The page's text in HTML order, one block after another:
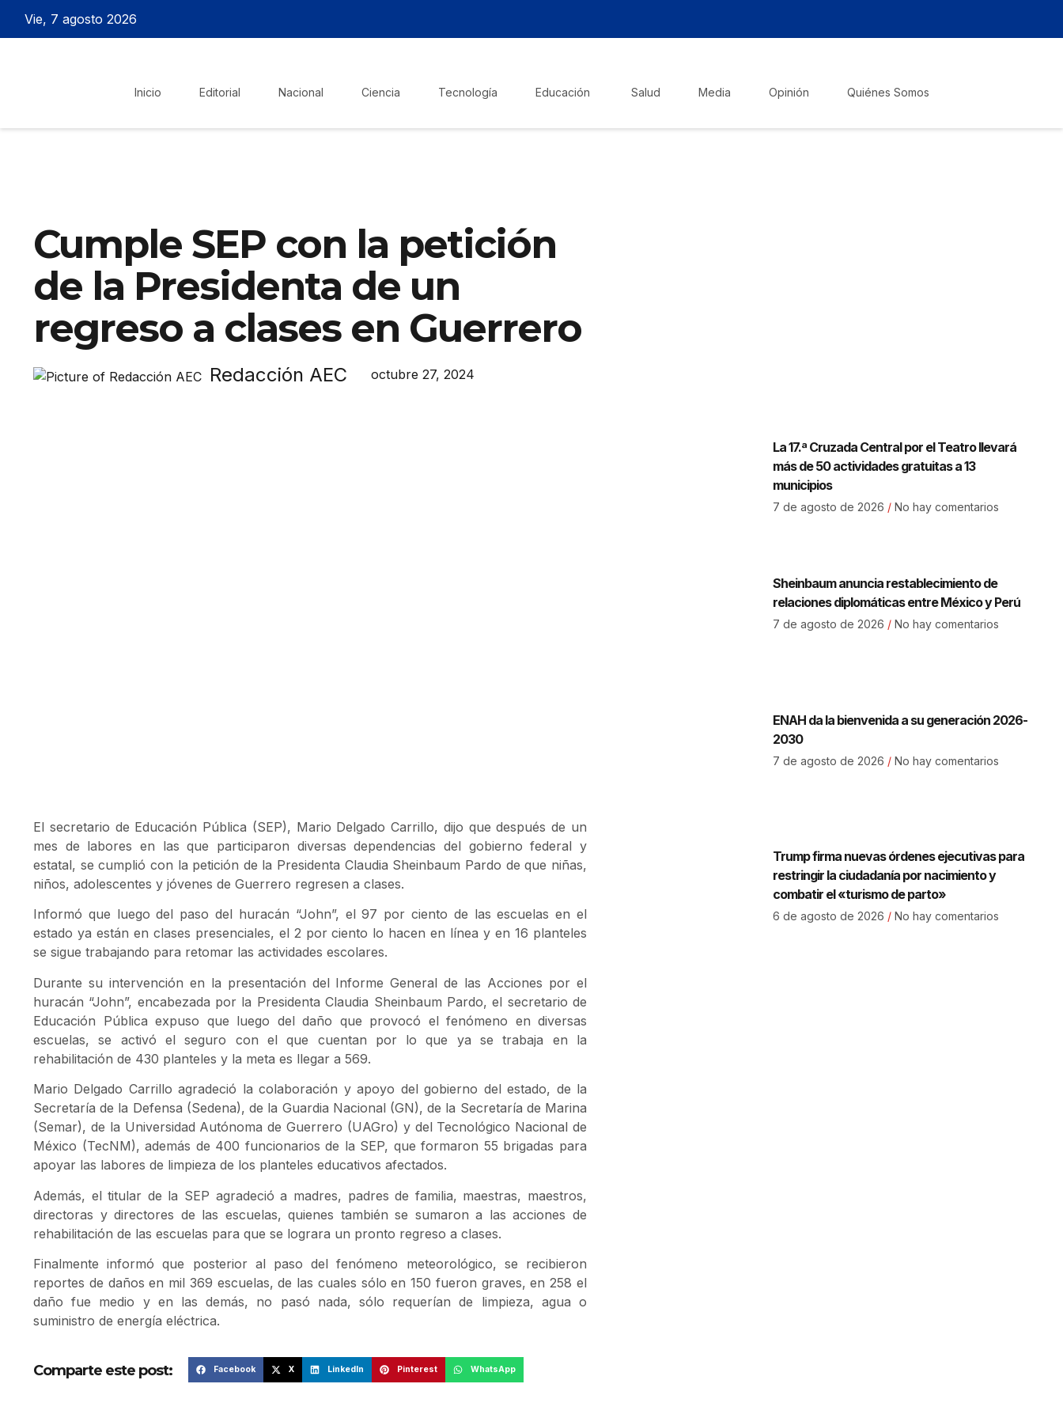
Vie, 7 agosto 2026
Inicio Editorial Nacional Ciencia Tecnología Educación Salud Media Opinión Quiénes Somos
Cumple SEP con la petición
de la Presidenta de un
regreso a clases en Guerrero
Redacción AEC octubre 27, 2024
El secretario de Educación Pública (SEP), Mario Delgado Carrillo, dijo que después de un
mes de labores en las que participaron diversas dependencias del gobierno federal y
estatal, se cumplió con la petición de la Presidenta Claudia Sheinbaum Pardo de que niñas,
niños, adolescentes y jóvenes de Guerrero regresen a clases.
Informó que luego del paso del huracán “John”, el 97 por ciento de las escuelas en el
estado ya están en clases presenciales, el 2 por ciento lo hacen en línea y en 16 planteles
se sigue trabajando para retomar las actividades escolares.
Durante su intervención en la presentación del Informe General de las Acciones por el
huracán “John”, encabezada por la Presidenta Claudia Sheinbaum Pardo, el secretario de
Educación Pública expuso que luego del daño que provocó el fenómeno en diversas
escuelas, se activó el seguro con el que cuentan por lo que ya se trabaja en la
rehabilitación de 430 planteles y la meta es llegar a 569.
Mario Delgado Carrillo agradeció la colaboración y apoyo del gobierno del estado, de la
Secretaría de la Defensa (Sedena), de la Guardia Nacional (GN), de la Secretaría de Marina
(Semar), de la Universidad Autónoma de Guerrero (UAGro) y del Tecnológico Nacional de
México (TecNM), además de 400 funcionarios de la SEP, que formaron 55 brigadas para
apoyar las labores de limpieza de los planteles educativos afectados.
Además, el titular de la SEP agradeció a madres, padres de familia, maestras, maestros,
directoras y directores de las escuelas, quienes también se sumaron a las acciones de
rehabilitación de las escuelas para que se lograra un pronto regreso a clases.
Finalmente informó que posterior al paso del fenómeno meteorológico, se recibieron
reportes de daños en mil 369 escuelas, de las cuales sólo en 150 fueron graves, en 258 el
daño fue medio y en las demás, no pasó nada, sólo requerían de limpieza, agua o
suministro de energía eléctrica.
Comparte este post: Facebook X LinkedIn Pinterest WhatsApp
La 17.ª Cruzada Central por el Teatro llevará
más de 50 actividades gratuitas a 13
municipios
7 de agosto de 2026 No hay comentarios
Sheinbaum anuncia restablecimiento de
relaciones diplomáticas entre México y Perú
7 de agosto de 2026 No hay comentarios
ENAH da la bienvenida a su generación 2026-
2030
7 de agosto de 2026 No hay comentarios
Trump firma nuevas órdenes ejecutivas para
restringir la ciudadanía por nacimiento y
combatir el «turismo de parto»
6 de agosto de 2026 No hay comentarios